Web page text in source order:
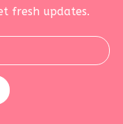
fresh updates.